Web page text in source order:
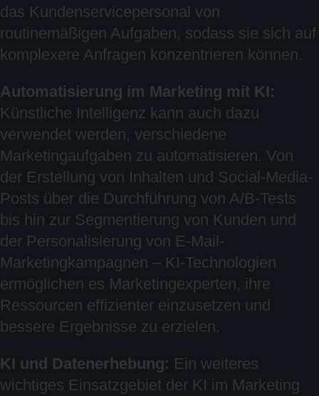
das Kundenservicepersonal von
routinemäßigen Aufgaben, sodass sie sich auf
komplexere Anfragen konzentrieren können.
Automatisierung im Marketing mit KI:
Künstliche Intelligenz kann auch dazu
verwendet werden, verschiedene
Marketingaufgaben zu automatisieren. Von
der Erstellung von Inhalten und Social-Media-
Posts über die Durchführung von A/B-Tests
bis hin zur Segmentierung von Kunden und
der Personalisierung von E-Mail-
Marketingkampagnen – KI-Technologien
ermöglichen es Marketingexperten, ihre
Ressourcen effizienter einzusetzen und
bessere Ergebnisse zu erzielen.
KI und Datenerhebung: Ein weiteres
wichtiges Einsatzgebiet der KI im Marketing